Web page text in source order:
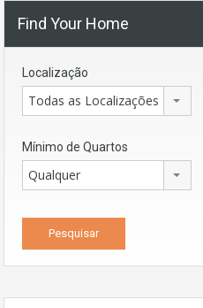
Find Your Home
Localização
Todas as Localizações
Mínimo de Quartos
Qualquer